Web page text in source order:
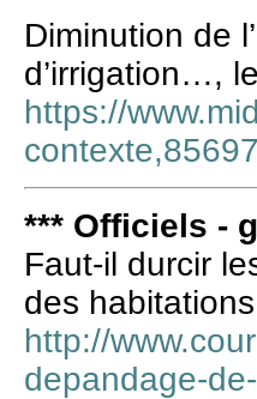
Diminution de
d’irrigation…,
https://
*** Officiels -
Faut-il durcir
des
http://
depandage-